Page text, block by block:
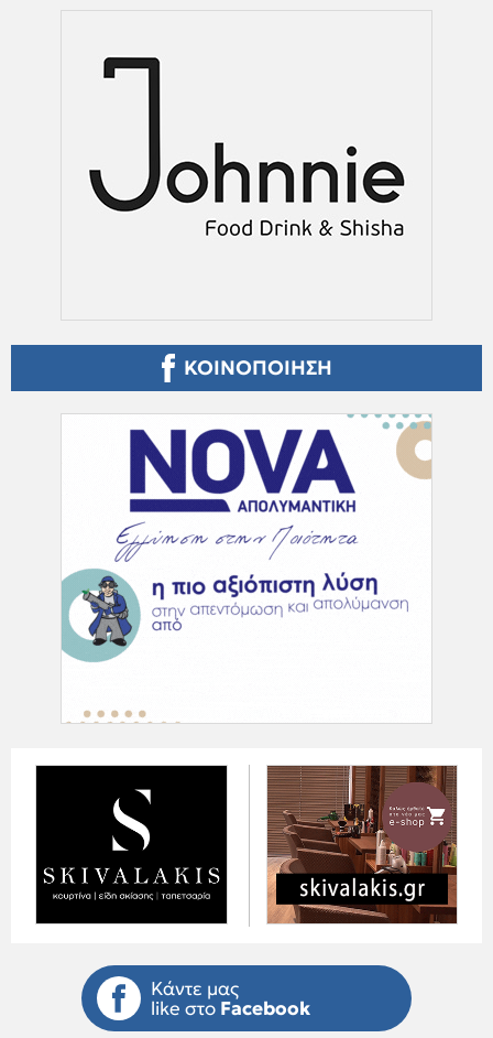
ΚΟΙΝΟΠΟΙΗΣΗ
Κάντε μας
like στο Facebook